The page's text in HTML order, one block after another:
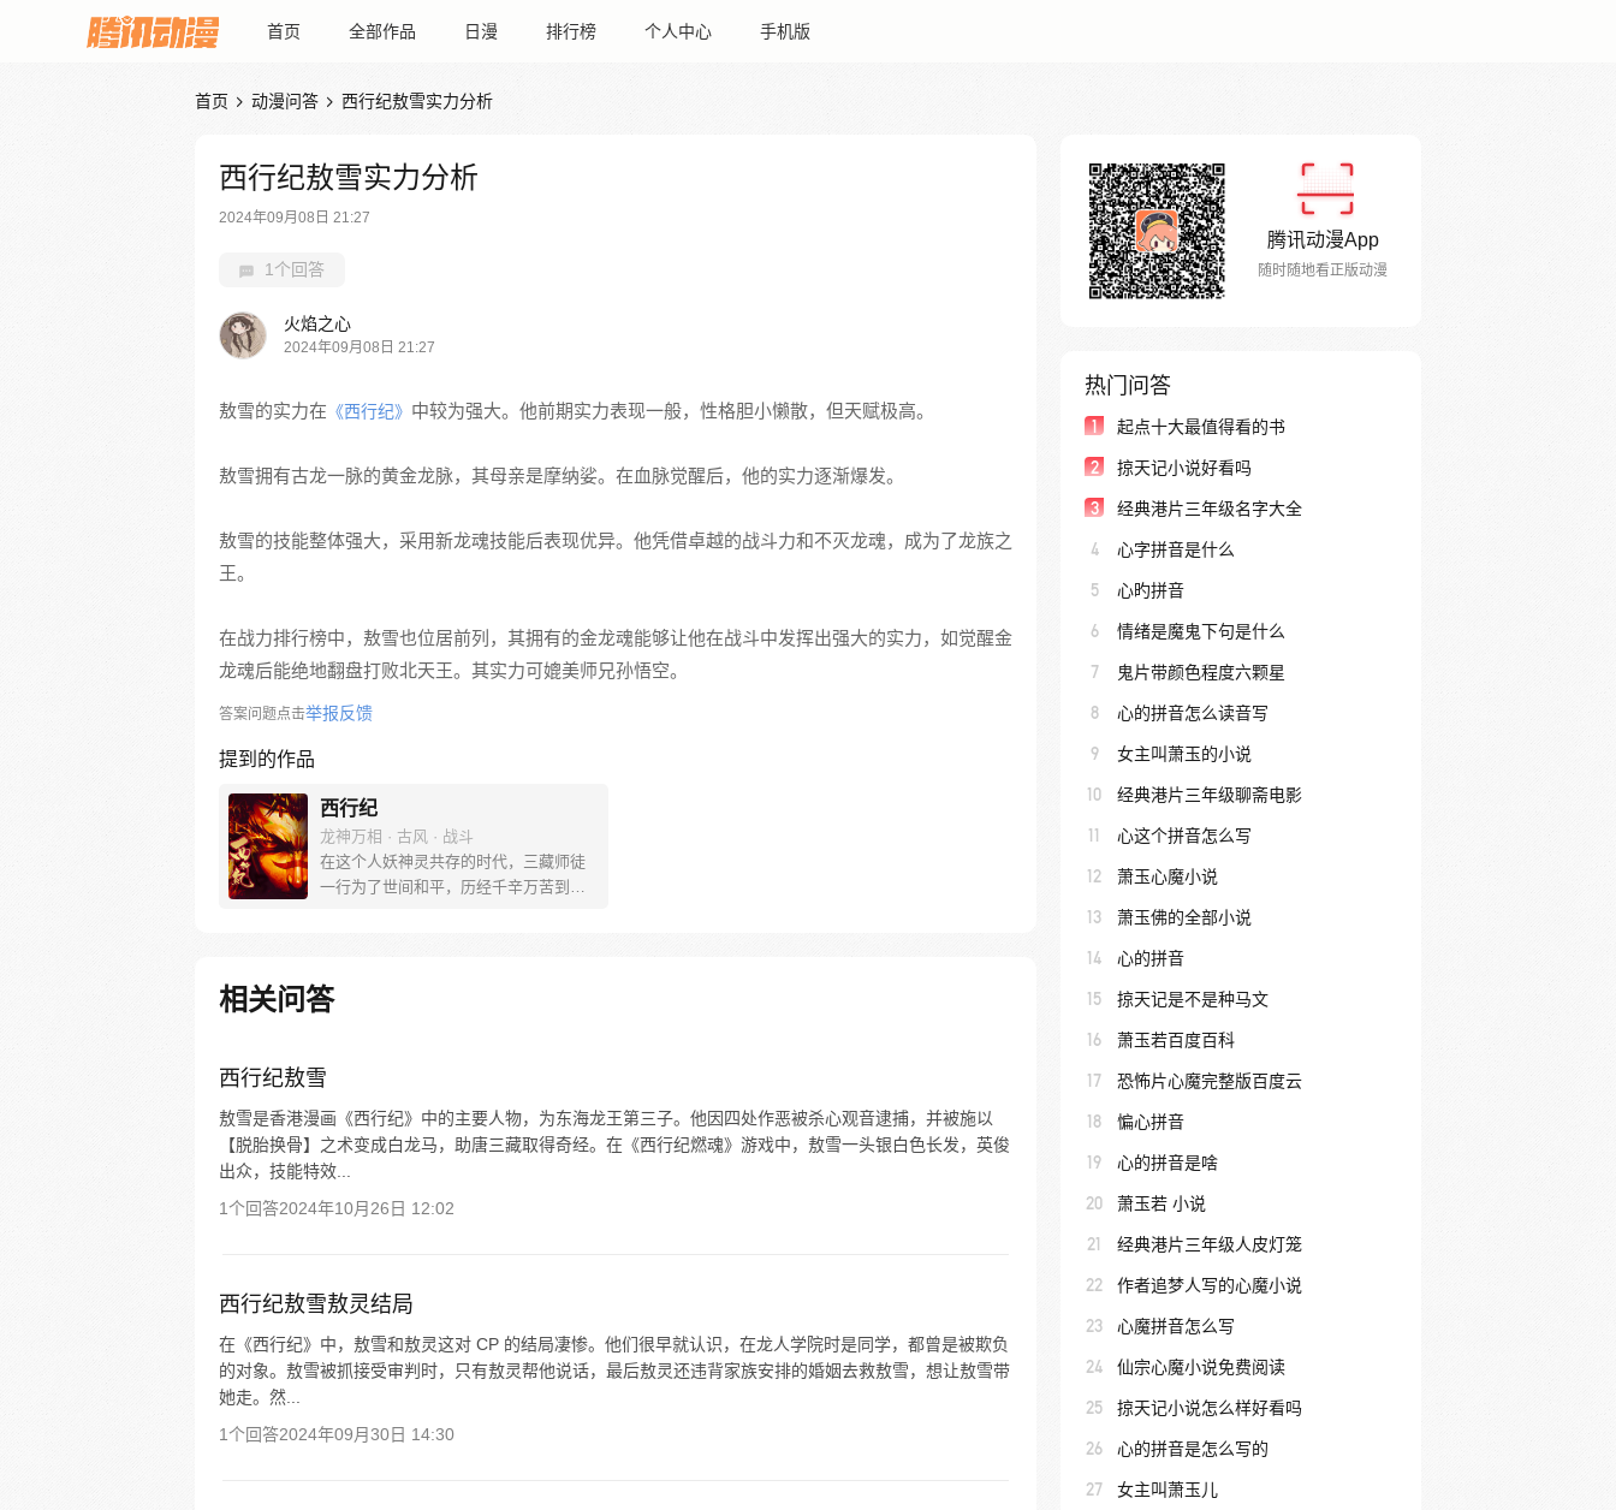
首页 全部作品 日漫 排行榜 个人中心 手机版
首页  动漫问答  西行纪敖雪实力分析
西行纪敖雪实力分析
2024年09月08日 21:27
1个回答
火焰之心
2024年09月08日 21:27
敖雪的实力在 《西行纪》 中较为强大。他前期实力表现一般，性格胆小懒散，但天赋极高。
敖雪拥有古龙一脉的黄金龙脉，其母亲是摩纳娑。在血脉觉醒后，他的实力逐渐爆发。
敖雪的技能整体强大，采用新龙魂技能后表现优异。他凭借卓越的战斗力和不灭龙魂，成为了龙族之
王。
在战力排行榜中，敖雪也位居前列，其拥有的金龙魂能够让他在战斗中发挥出强大的实力，如觉醒金
龙魂后能绝地翻盘打败北天王。其实力可媲美师兄孙悟空。
答案问题点击举报反馈
提到的作品
西行纪
龙神万相 · 古风 · 战斗
在这个人妖神灵共存的时代，三藏师徒
一行为了世间和平，历经千辛万苦到达
位，小狼妖白狼不辞万难，找到唐三藏
大法师，和他一起重新寻回徒弟们，组
相关问答
西行纪敖雪
敖雪是香港漫画《西行纪》中的主要人物，为东海龙王第三子。他因四处作恶被杀心观音逮捕，并被施以
【脱胎换骨】之术变成白龙马，助唐三藏取得奇经。在《西行纪燃魂》游戏中，敖雪一头银白色长发，英俊
出众，技能特效...
1个回答2024年10月26日 12:02
西行纪敖雪敖灵结局
在《西行纪》中，敖雪和敖灵这对 CP 的结局凄惨。他们很早就认识，在龙人学院时是同学，都曾是被欺负
的对象。敖雪被抓接受审判时，只有敖灵帮他说话，最后敖灵还违背家族安排的婚姻去救敖雪，想让敖雪带
她走。然...
1个回答2024年09月30日 14:30
腾讯动漫App
随时随地看正版动漫
热门问答
1 起点十大最值得看的书
2 掠天记小说好看吗
3 经典港片三年级名字大全
4 心字拼音是什么
5 心旳拼音
6 情绪是魔鬼下句是什么
7 鬼片带颜色程度六颗星
8 心的拼音怎么读音写
9 女主叫萧玉的小说
10 经典港片三年级聊斋电影
11 心这个拼音怎么写
12 萧玉心魔小说
13 萧玉佛的全部小说
14 心的拼音
15 掠天记是不是种马文
16 萧玉若百度百科
17 恐怖片心魔完整版百度云
18 惼心拼音
19 心的拼音是啥
20 萧玉若 小说
21 经典港片三年级人皮灯笼
22 作者追梦人写的心魔小说
23 心魔拼音怎么写
24 仙宗心魔小说免费阅读
25 掠天记小说怎么样好看吗
26 心的拼音是怎么写的
27 女主叫萧玉儿